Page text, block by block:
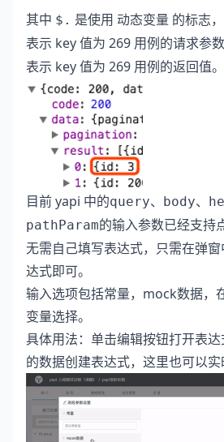
其中 $. 是使用 动态变量 的标志，
表示 key 值为 269 用例的请求参数
表示 key 值为 269 用例的返回值。
目前 yapi 中的query、 body、
pathParam的输入参数已经支持
无需自己填写表达式，只需在弹
达式即可。
输入选项包括常量，mock数据，
变量选择。
具体用法：单击编辑按钮打开表
的数据创建表达式，这里也可以实